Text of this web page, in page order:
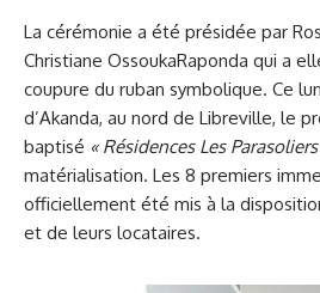
La cérémonie a été présidée par
Christiane OssoukaRaponda qui a
coupure du ruban symbolique. Ce
d’Akanda, au nord de Libreville, le
baptisé « Résidences Les
matérialisation. Les 8 premiers
officiellement été mis à la
et de leurs locataires.